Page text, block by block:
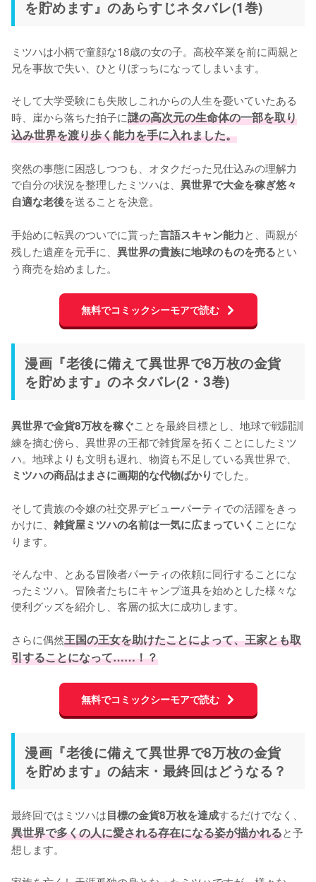
を貯めます』のあらすじネタバレ(1巻)
ミツハは小柄で童顔な18歳の女の子。高校卒業を前に両親と
兄を事故で失い、ひとりぼっちになってしまいます。
そして大学受験にも失敗しこれからの人生を憂いていたある
時、崖から落ちた拍子に謎の高次元の生命体の一部を取り
込み世界を渡り歩く能力を手に入れました。
突然の事態に困惑しつつも、オタクだった兄仕込みの理解力
で自分の状況を整理したミツハは、 異世界で大金を稼ぎ悠々
自適な老後を送ることを決意。
手始めに転異のついでに貰った言語スキャン能力と、両親が
残した遺産を元手に、 異世界の貴族に地球のものを売るとい
う商売を始めました。
無料でコミックシーモアで読む
漫画『老後に備えて異世界で8万枚の金貨
を貯めます』のネタバレ(2・3巻)
異世界で金貨8万枚を稼ぐことを最終目標とし、地球で戦闘訓
練を摘む傍ら、異世界の王都で雑貨屋を拓くことにしたミツ
ハ。地球よりも文明も遅れ、物資も不足している異世界で、
ミツハの商品はまさに画期的な代物ばかりでした。
そして貴族の令嬢の社交界デビューパーティでの活躍をきっ
かけに、 雑貨屋ミツハの名前は一気に広まっていく ことにな
ります。
そんな中、とある冒険者パーティの依頼に同行することにな
ったミツハ。冒険者たちにキャンプ道具を始めとした様々な
便利グッズを紹介し、客層の拡大に成功します。
さらに偶然王国の王女を助けたことによって、王家とも取
引することになって……！？
無料でコミックシーモアで読む
漫画『老後に備えて異世界で8万枚の金貨
を貯めます』の結末・最終回はどうなる？
最終回ではミツハは目標の金貨8万枚を達成するだけでなく、
異世界で多くの人に愛される存在になる姿が描かれると予
想します。